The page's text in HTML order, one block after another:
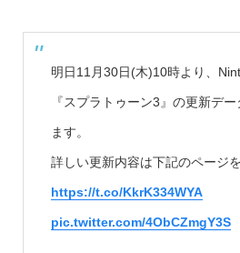
明日11月30日(木)10時より、
『スプラトゥーン3』の更新デ
ます。
詳しい更新内容は下記のページ
https://t.co/KkrK334WYA
pic.twitter.com/4ObCZmgY3S